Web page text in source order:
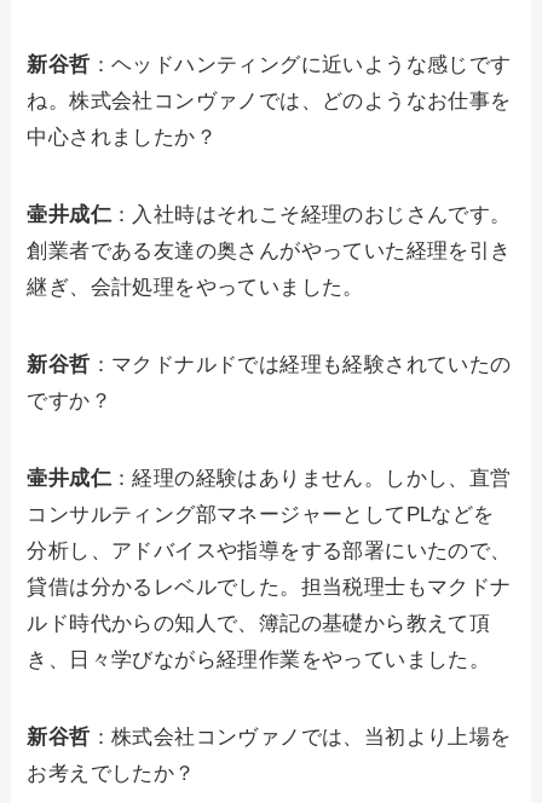
新谷哲 ：ヘッドハンティングに近いような感じです
ね。株式会社コンヴァノでは、どのようなお仕事を
中心されましたか？
壷井成仁：入社時はそれこそ経理のおじさんです。
創業者である友達の奥さんがやっていた経理を引き
継ぎ、会計処理をやっていました。
新谷哲 ：マクドナルドでは経理も経験されていたの
ですか？
壷井成仁：経理の経験はありません。しかし、直営
コンサルティング部マネージャーとしてPLなどを
分析し、アドバイスや指導をする部署にいたので、
貸借は分かるレベルでした。担当税理士もマクドナ
ルド時代からの知人で、簿記の基礎から教えて頂
き、日々学びながら経理作業をやっていました。
新谷哲 ：株式会社コンヴァノでは、当初より上場を
お考えでしたか？